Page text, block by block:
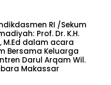
RI /Sekum
Prof. Dr. K.H.
M.Ed dalam acara
Bersama Keluarga
Darul Arqam Wil.
Makassar